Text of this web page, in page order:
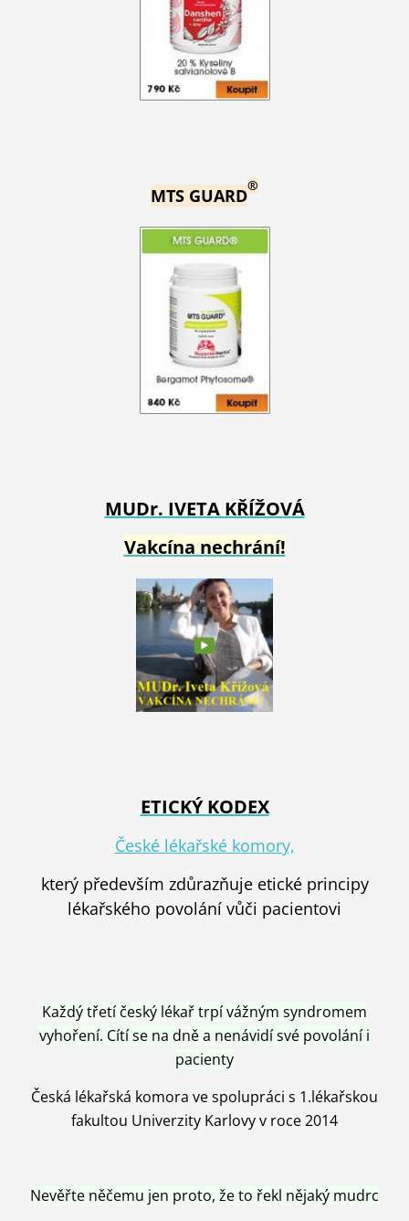
MTS GUARD®
MUDr. IVETA KŘÍŽOVÁ
Vakcína nechrání!
ETICKÝ KODEX
České lékařské komory,
který především zdůrazňuje etické principy
lékařského povolání vůči pacientovi
Každý třetí český lékař trpí vážným syndromem
vyhoření. Cítí se na dně a nenávidí své povolání i
pacienty
Česká lékařská komora ve spolupráci s 1.lékařskou
fakultou Univerzity Karlovy v roce 2014
Nevěřte něčemu jen proto, že to řekl nějaký mudrc